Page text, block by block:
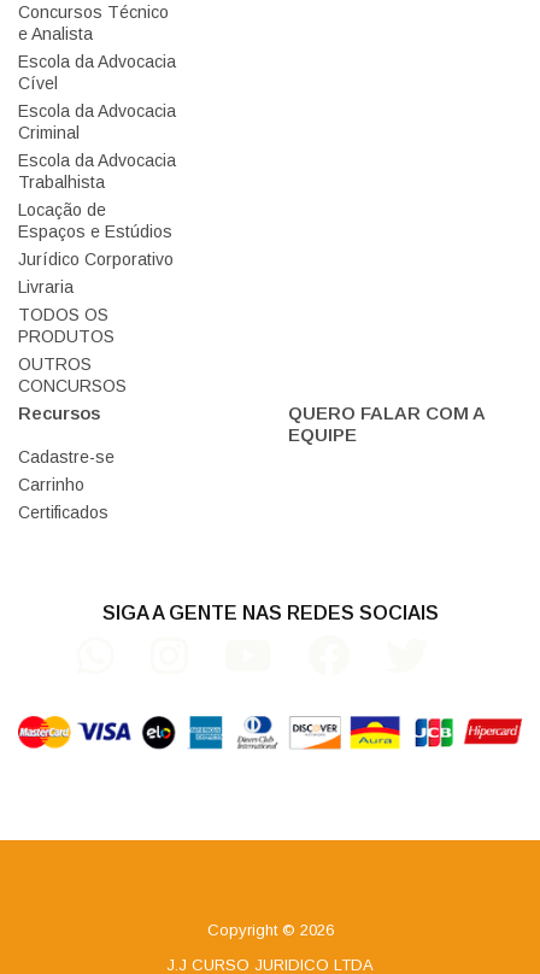
Concursos Técnico
e Analista
Escola da Advocacia
Cível
Escola da Advocacia
Criminal
Escola da Advocacia
Trabalhista
Locação de
Espaços e Estúdios
Jurídico Corporativo
Livraria
TODOS OS
PRODUTOS
OUTROS
CONCURSOS
Recursos
Cadastre-se
Carrinho
Certificados
QUERO FALAR COM A
EQUIPE
SIGA A GENTE NAS REDES SOCIAIS
Copyright © 2026
J.J CURSO JURIDICO LTDA